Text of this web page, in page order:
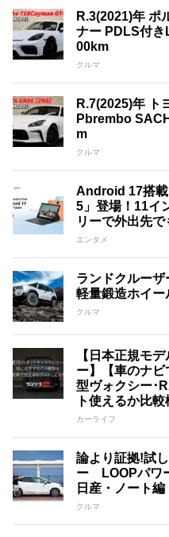
R.3(2021)年 ポ
ナー PDLS付き
00km
クルマ
R.7(2025)年 ト
Pbrembo
m
クルマ
Android 17搭
5」登場！11イ
リーで外出先
エンタメ
ランドクルー
軽量鍛造ホイ
クルマ
【日本正規モ
ー】【車のナ
型ヴォクシー･
ト使えるか比
カーライフ
論より証拠!試
ー LOOPパワ
日産・ノート編
クルマ